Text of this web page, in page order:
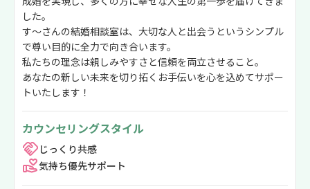
した。
す～さんの結婚相談室は、大切な人と出会うというシンプル
で尊い目的に全力で向き合います。
私たちの理念は親しみやすさと信頼を両立させること。
あなたの新しい未来を切り拓くお手伝いを心を込めてサポー
トいたします！
カウンセリングスタイル
じっくり共感
気持ち優先サポート